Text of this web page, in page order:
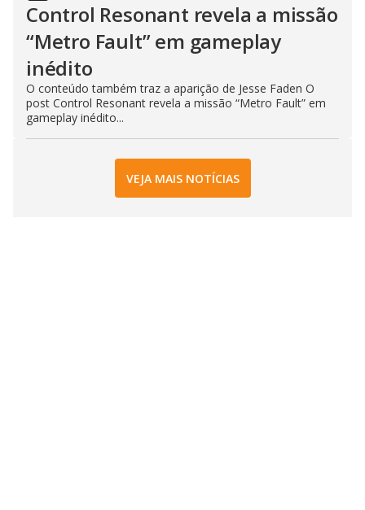
Control Resonant revela a missão
“Metro Fault” em gameplay
inédito
O conteúdo também traz a aparição de Jesse Faden O
post Control Resonant revela a missão “Metro Fault” em
gameplay inédito...
VEJA MAIS NOTÍCIAS